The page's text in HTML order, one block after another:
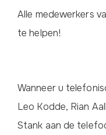
Alle medewerkers
te helpen!
Wanneer u
Leo Kodde, Rian
Stank aan de